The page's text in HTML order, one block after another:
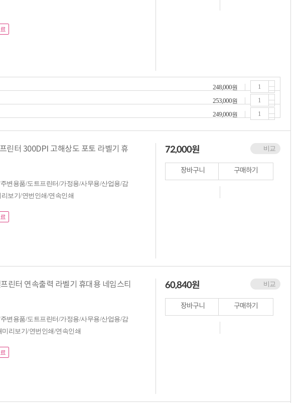
248,000원
253,000원
249,000원
린터 300DPI 고해상도 포토 라벨기 휴
변용품/도트프린터/가정용/사무용/산업용/감
보기/연번인쇄/연속인쇄
비교
72,000원
장바구니 구매하기
린터 연속출력 라벨기 휴대용 네임스티
변용품/도트프린터/가정용/사무용/산업용/감
리보기/연번인쇄/연속인쇄
비교
60,840원
장바구니 구매하기